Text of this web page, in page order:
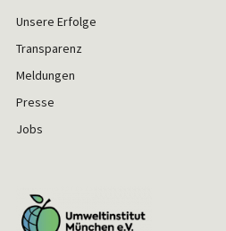
Unsere Erfolge
Transparenz
Meldungen
Presse
Jobs